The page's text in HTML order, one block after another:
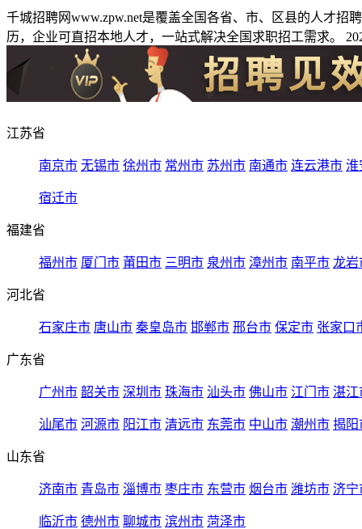
千城招聘网www.zpw.net是覆盖全国各省、市、区县的人才
历，企业可直招本地人才，一站式解决全国求职招工需求。
江苏省
南京市 无锡市 徐州市 常州市 苏州市 南通市 连云港市 淮
宿迁市
福建省
福州市 厦门市 莆田市 三明市 泉州市 漳州市 南平市 龙岩
河北省
石家庄市 唐山市 秦皇岛市 邯郸市 邢台市 保定市 张家口
广东省
广州市 韶关市 深圳市 珠海市 汕头市 佛山市 江门市 湛江
汕尾市 河源市 阳江市 清远市 东莞市 中山市 潮州市 揭阳
山东省
济南市 青岛市 淄博市 枣庄市 东营市 烟台市 潍坊市 济宁
临沂市 德州市 聊城市 滨州市 菏泽市